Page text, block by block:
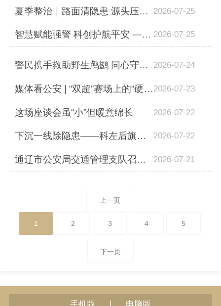
夏季整治｜路面清隐患 源头压责任 通辽市公安局交通管理支队开展夏季交通整治显成效 2026-07-25
智慧赋能强警 科创护航平安 ——2026年度通辽市公安科技创新大赛、科普讲解大赛圆... 2026-07-25
警民携手救助野生鸬鹚 同心守护生态平安 2026-07-24
媒体看公安 | “双超”赛场上的“硬核”守护 2026-07-23
这场座谈会虽“小”但暖意绵长 2026-07-22
下沉一线除隐患——科左后旗公安局开展矛盾纠纷排查化解专项攻坚 2026-07-22
通辽市公安局交通管理支队召开全市公安交管系统半年工作总结会议 2026-07-21
上一页
1 2 3 4 5
下一页
手机版 电脑版